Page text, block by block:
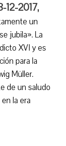
12-2017,
un
jubila». La
XVI y es
para la
Müller.
de un saludo
la era